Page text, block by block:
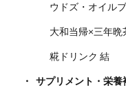
ウドズ・オイル
大和当帰×三年晩
糀ドリンク 結
サプリメント・栄養